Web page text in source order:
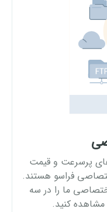
پرسرعت و قیمت
فراسو هستند.
ما را در سه
مشاهده کنید.